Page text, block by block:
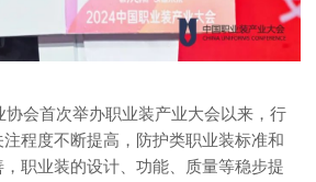
协会首次举办职业装产业大会以来，行
程度不断提高，防护类职业装标准和
职业装的设计、功能、质量等稳步提